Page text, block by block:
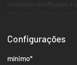
caminhos ramificados e
um chefe terrível no
cortando e equipando
de armadura e novos
Configurações
mínimo*